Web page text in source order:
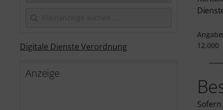
Digitale Dienste Verordnung
Anzeige
12.000